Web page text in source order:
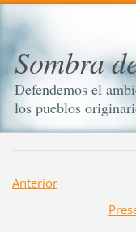
Sombra
Defendemos el
los pueblos
Anterior